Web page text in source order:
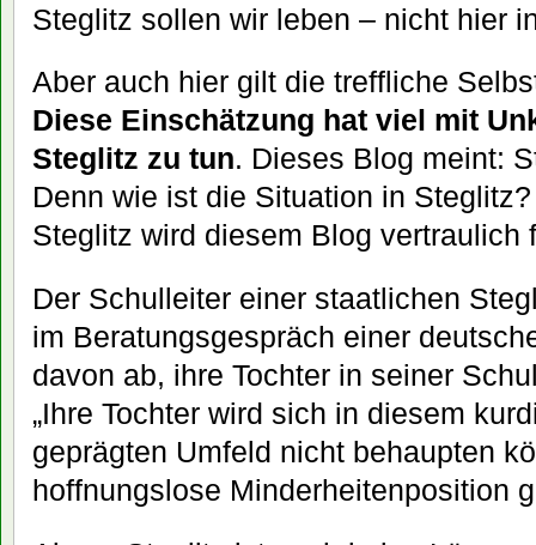
Steglitz sollen wir leben – nicht hier
Aber auch hier gilt die treffliche
Diese Einschätzung hat viel mit
Steglitz zu tun. Dieses Blog meint:
Denn wie ist die Situation in
Steglitz wird diesem Blog vertraulich
Der Schulleiter einer staatlichen
im Beratungsgespräch einer
davon ab, ihre Tochter in seiner
„Ihre Tochter wird sich in diesem
geprägten Umfeld nicht behaupten
hoffnungslose Minderheitenposition